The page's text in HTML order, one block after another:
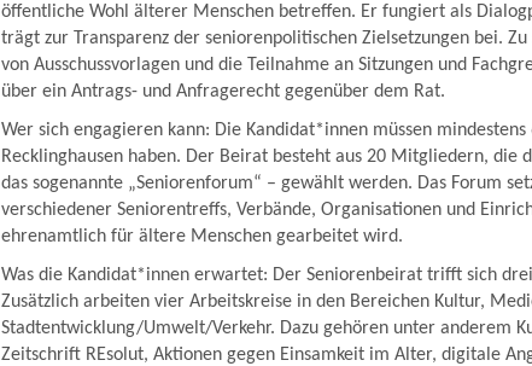
öffentliche Wohl älterer Menschen betreffen. Er fungiert als
trägt zur Transparenz der seniorenpolitischen Zielsetzungen bei.
von Ausschussvorlagen und die Teilnahme an Sitzungen und
über ein Antrags- und Anfragerecht gegenüber dem Rat.
Wer sich engagieren kann: Die Kandidat*innen müssen
Recklinghausen haben. Der Beirat besteht aus 20 Mitgliedern, die
das sogenannte „Seniorenforum“ – gewählt werden. Das Forum
verschiedener Seniorentreffs, Verbände, Organisationen und
ehrenamtlich für ältere Menschen gearbeitet wird.
Was die Kandidat*innen erwartet: Der Seniorenbeirat trifft sich
Zusätzlich arbeiten vier Arbeitskreise in den Bereichen Kultur,
Stadtentwicklung/Umwelt/Verkehr. Dazu gehören unter anderem
Zeitschrift REsolut, Aktionen gegen Einsamkeit im Alter, digitale